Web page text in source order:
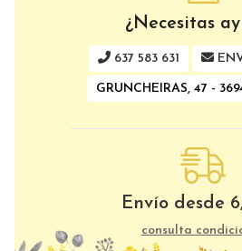
¿Necesitas
637 583 631
GRUNCHEIRAS, 47 -
Envío desde
consulta